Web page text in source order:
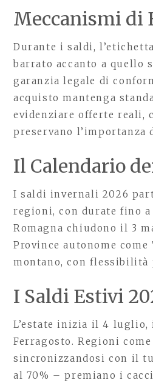
Meccanismi di
Durante i saldi,
barrato accanto a quello
garanzia legale di
acquisto mantenga
evidenziare offerte reali,
preservano l’importanza
Il Calendario
I saldi invernali 2026
regioni, con durate fino
Romagna chiudono il 3
Province autonome
montano, con flessibilità
I Saldi Estivi
L’estate inizia il 4
Ferragosto. Regioni
sincronizzandosi con il
al 70% – premiano i